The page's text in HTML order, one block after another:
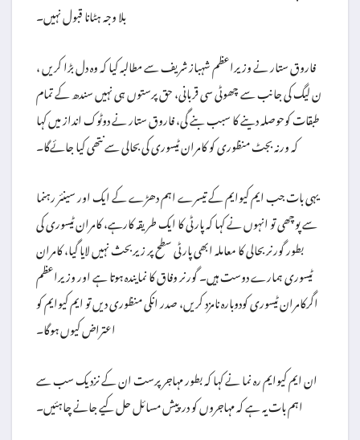
بلا وجہ ہٹانا قبول نہیں۔
فاروق ستار نے وزیراعظم شہباز شریف سے مطالبہ کیا کہ وہ دل بڑا کریں ،
ن لیگ کی جانب سے چھوٹی سی قربانی، حق پرستوں ہی نہیں سندھ کے تمام
طبقات کوحوصلہ دینے کا سبب بنے گی، فاروق ستار نے دوٹوک انداز میں کہا
کہ ورنہ بجٹ منظوری کو کامران ٹیسوری کی بحالی سے نتھی کیا جائےگا۔
یہی بات جب ایم کیوایم کے تیسرے اہم دھڑے کے ایک اور سینئر رہنما
سے پوچھی تو انہوں نے کہا کہ پارٹی کا ایک طریقہ کارہے، کامران ٹیسوری کی
بطور گورنر بحالی کا معاملہ ابھی پارٹی سطح پر زیربحث نہیں لایا گیا، کامران
ٹیسوری ہمارے دوست ہیں۔ گورنر وفاق کا نمایندہ ہوتا ہے اور وزیراعظم
اگرکامران ٹیسوری کودوبارہ نامزد کریں، صدر انکی منظوری دیں تو ایم کیوایم کو
اعتراض کیوں ہوگا۔
ان ایم کیوایم رہ نما نے کہا کہ بطور مہاجر پرست ان کے نزدیک سب سے
اہم بات یہ ہے کہ مہاجروں کو درپیش مسائل حل کیے جانے چاہئیں۔